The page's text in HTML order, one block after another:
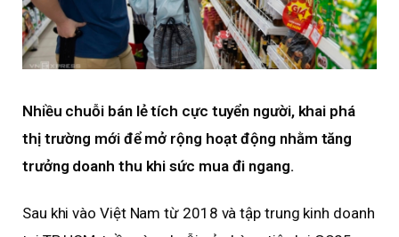
Nhiều chuỗi bán lẻ tích cực tuyển người, khai phá
thị trường mới để mở rộng hoạt động nhằm tăng
trưởng doanh thu khi sức mua đi ngang.
Sau khi vào Việt Nam từ 2018 và tập trung kinh doanh